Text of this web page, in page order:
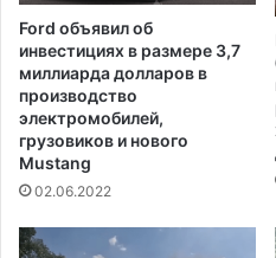
е
л
ь
т
а
-
ш
а
н
и
й
с
к
о
г
с
Ford объявил об
инвестициях в размере 3,7
миллиарда долларов в
производство
электромобилей,
грузовиков и нового
Mustang
02.06.2022